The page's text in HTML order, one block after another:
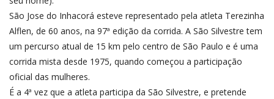
São Jose do Inhacorá esteve representado pela atleta Terezinha
Alflen, de 60 anos, na 97ª edição da corrida. A São Silvestre tem
um percurso atual de 15 km pelo centro de São Paulo e é uma
corrida mista desde 1975, quando começou a participação
oficial das mulheres.
É a 4ª vez que a atleta participa da São Silvestre, e pretende